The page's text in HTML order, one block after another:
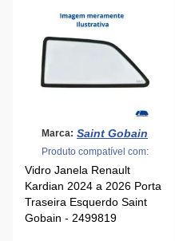
Marca: Saint Gobain
Produto compatível com:
Vidro Janela Renault
Kardian 2024 a 2026 Porta
Traseira Esquerdo Saint
Gobain - 2499819